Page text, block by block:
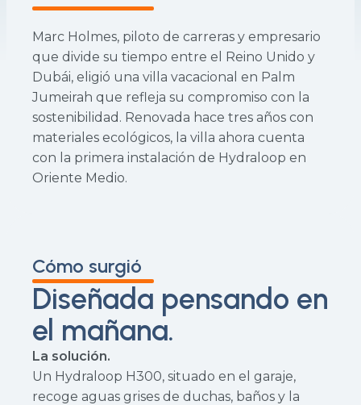
Marc Holmes, piloto de carreras y empresario
que divide su tiempo entre el Reino Unido y
Dubái, eligió una villa vacacional en Palm
Jumeirah que refleja su compromiso con la
sostenibilidad. Renovada hace tres años con
materiales ecológicos, la villa ahora cuenta
con la primera instalación de Hydraloop en
Oriente Medio.
Cómo surgió
Diseñada pensando en
el mañana.
La solución.
Un Hydraloop H300, situado en el garaje,
recoge aguas grises de duchas, baños y la